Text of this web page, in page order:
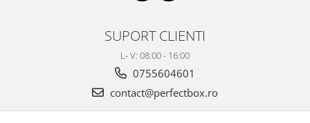
SUPORT CLIENTI
L- V: 08:00 - 16:00
0755604601
contact@perfectbox.ro